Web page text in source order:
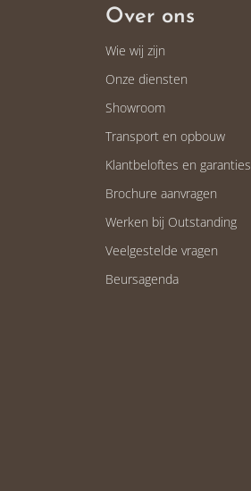
Over ons
Wie wij zijn
Onze diensten
Showroom
Transport en opbouw
Klantbeloftes en garanties
Brochure aanvragen
Werken bij Outstanding
Veelgestelde vragen
Beursagenda